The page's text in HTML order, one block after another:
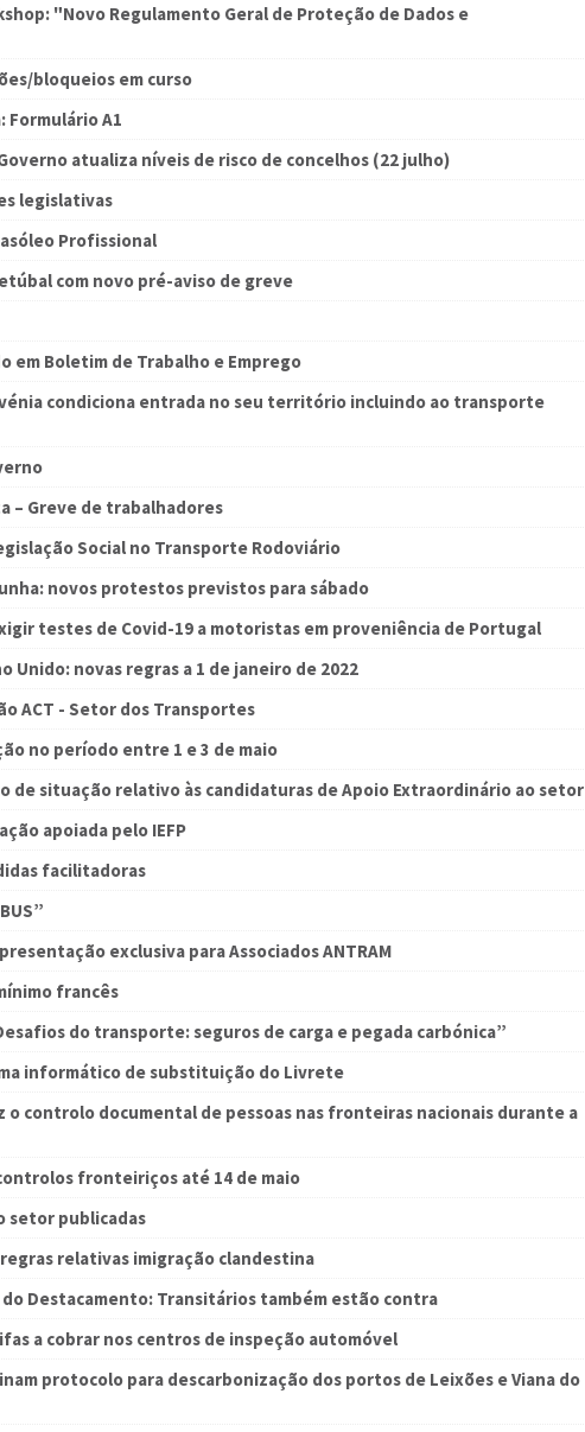
"Novo Regulamento Geral de Proteção de Dados e
bloqueios em curso
Formulário A1
atualiza níveis de risco de concelhos (22 julho)
legislativas
Profissional
com novo pré-aviso de greve
em Boletim de Trabalho e Emprego
condiciona entrada no seu território incluindo ao transporte
– Greve de trabalhadores
Social no Transporte Rodoviário
novos protestos previstos para sábado
testes de Covid-19 a motoristas em proveniência de Portugal
Unido: novas regras a 1 de janeiro de 2022
ACT - Setor dos Transportes
no período entre 1 e 3 de maio
de situação relativo às candidaturas de Apoio Extraordinário ao setor
apoiada pelo IEFP
facilitadoras
exclusiva para Associados ANTRAM
francês
do transporte: seguros de carga e pegada carbónica”
informático de substituição do Livrete
controlo documental de pessoas nas fronteiras nacionais durante a
fronteiriços até 14 de maio
setor publicadas
relativas imigração clandestina
Destacamento: Transitários também estão contra
a cobrar nos centros de inspeção automóvel
protocolo para descarbonização dos portos de Leixões e Viana do